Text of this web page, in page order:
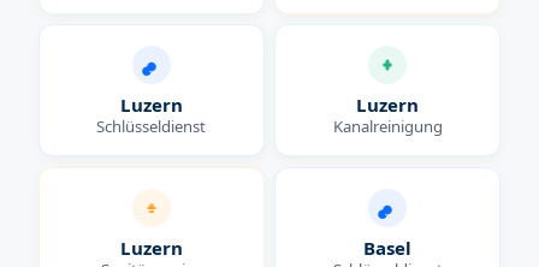
Luzern
Schlüsseldienst
Luzern
Kanalreinigung
Luzern Basel